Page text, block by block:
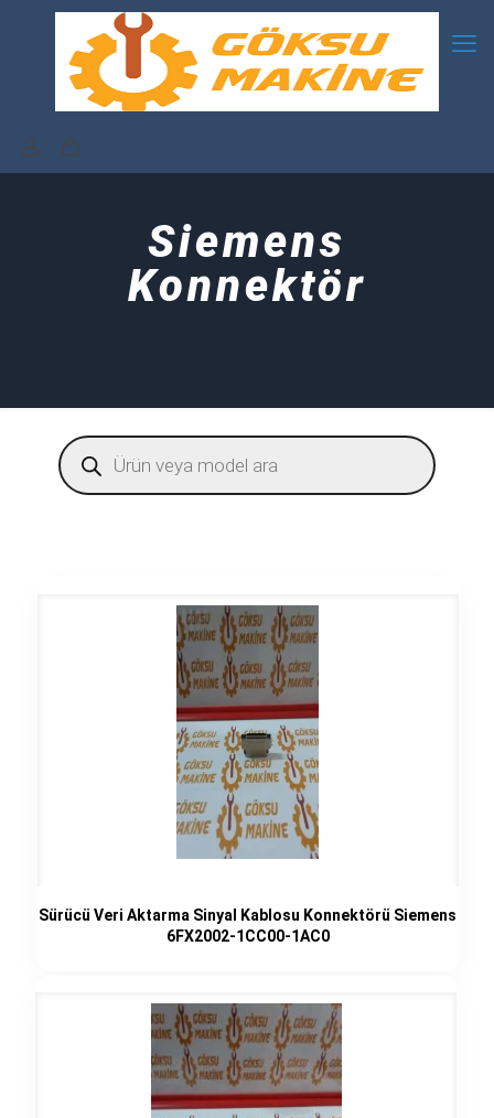
Siemens
Konnektör
Products
search
Sürücü Veri Aktarma Sinyal Kablosu Konnektörü Siemens
6FX2002-1CC00-1AC0